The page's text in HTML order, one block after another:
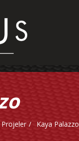
Projeler Kaya Palazzo